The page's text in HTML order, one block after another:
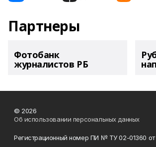
Партнеры
Фотобанк
журналистов РБ
© 2026
Об использовании персональных данных
Регистрационный номер ПИ № ТУ 02-01360 от